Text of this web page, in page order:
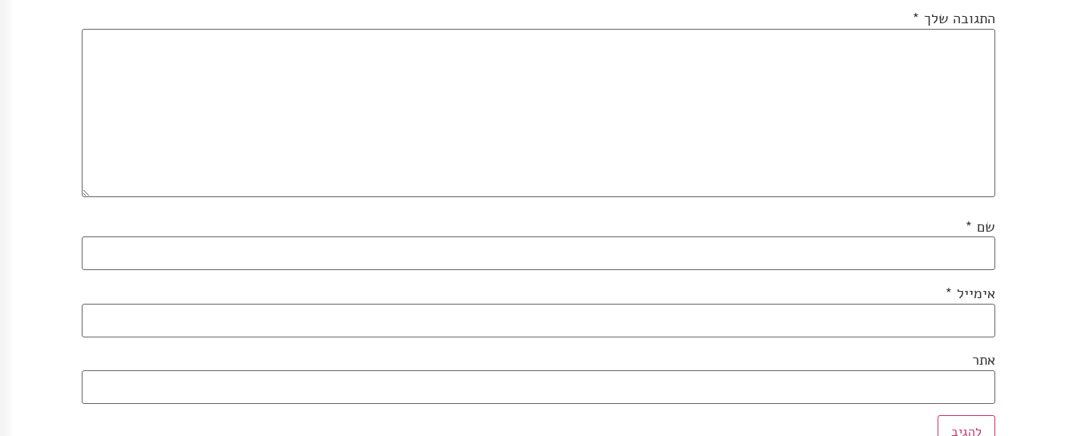
התגובה שלך *
שם *
אימייל *
אתר